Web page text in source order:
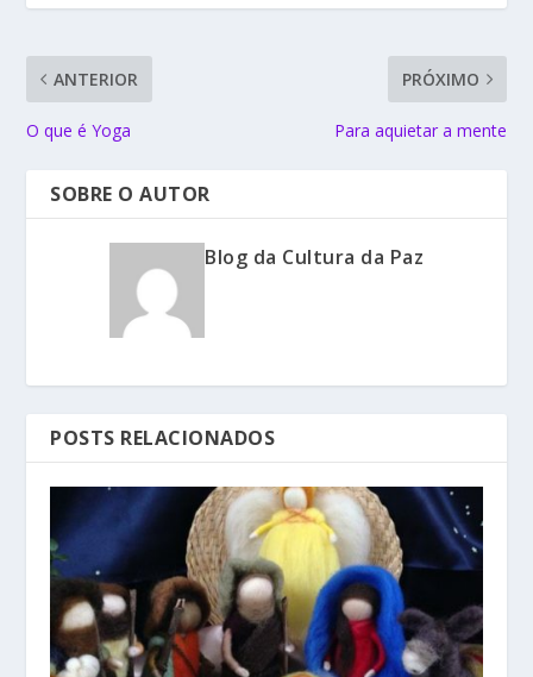
ANTERIOR
O que é Yoga
PRÓXIMO
Para aquietar a mente
SOBRE O AUTOR
Blog da Cultura da Paz
POSTS RELACIONADOS